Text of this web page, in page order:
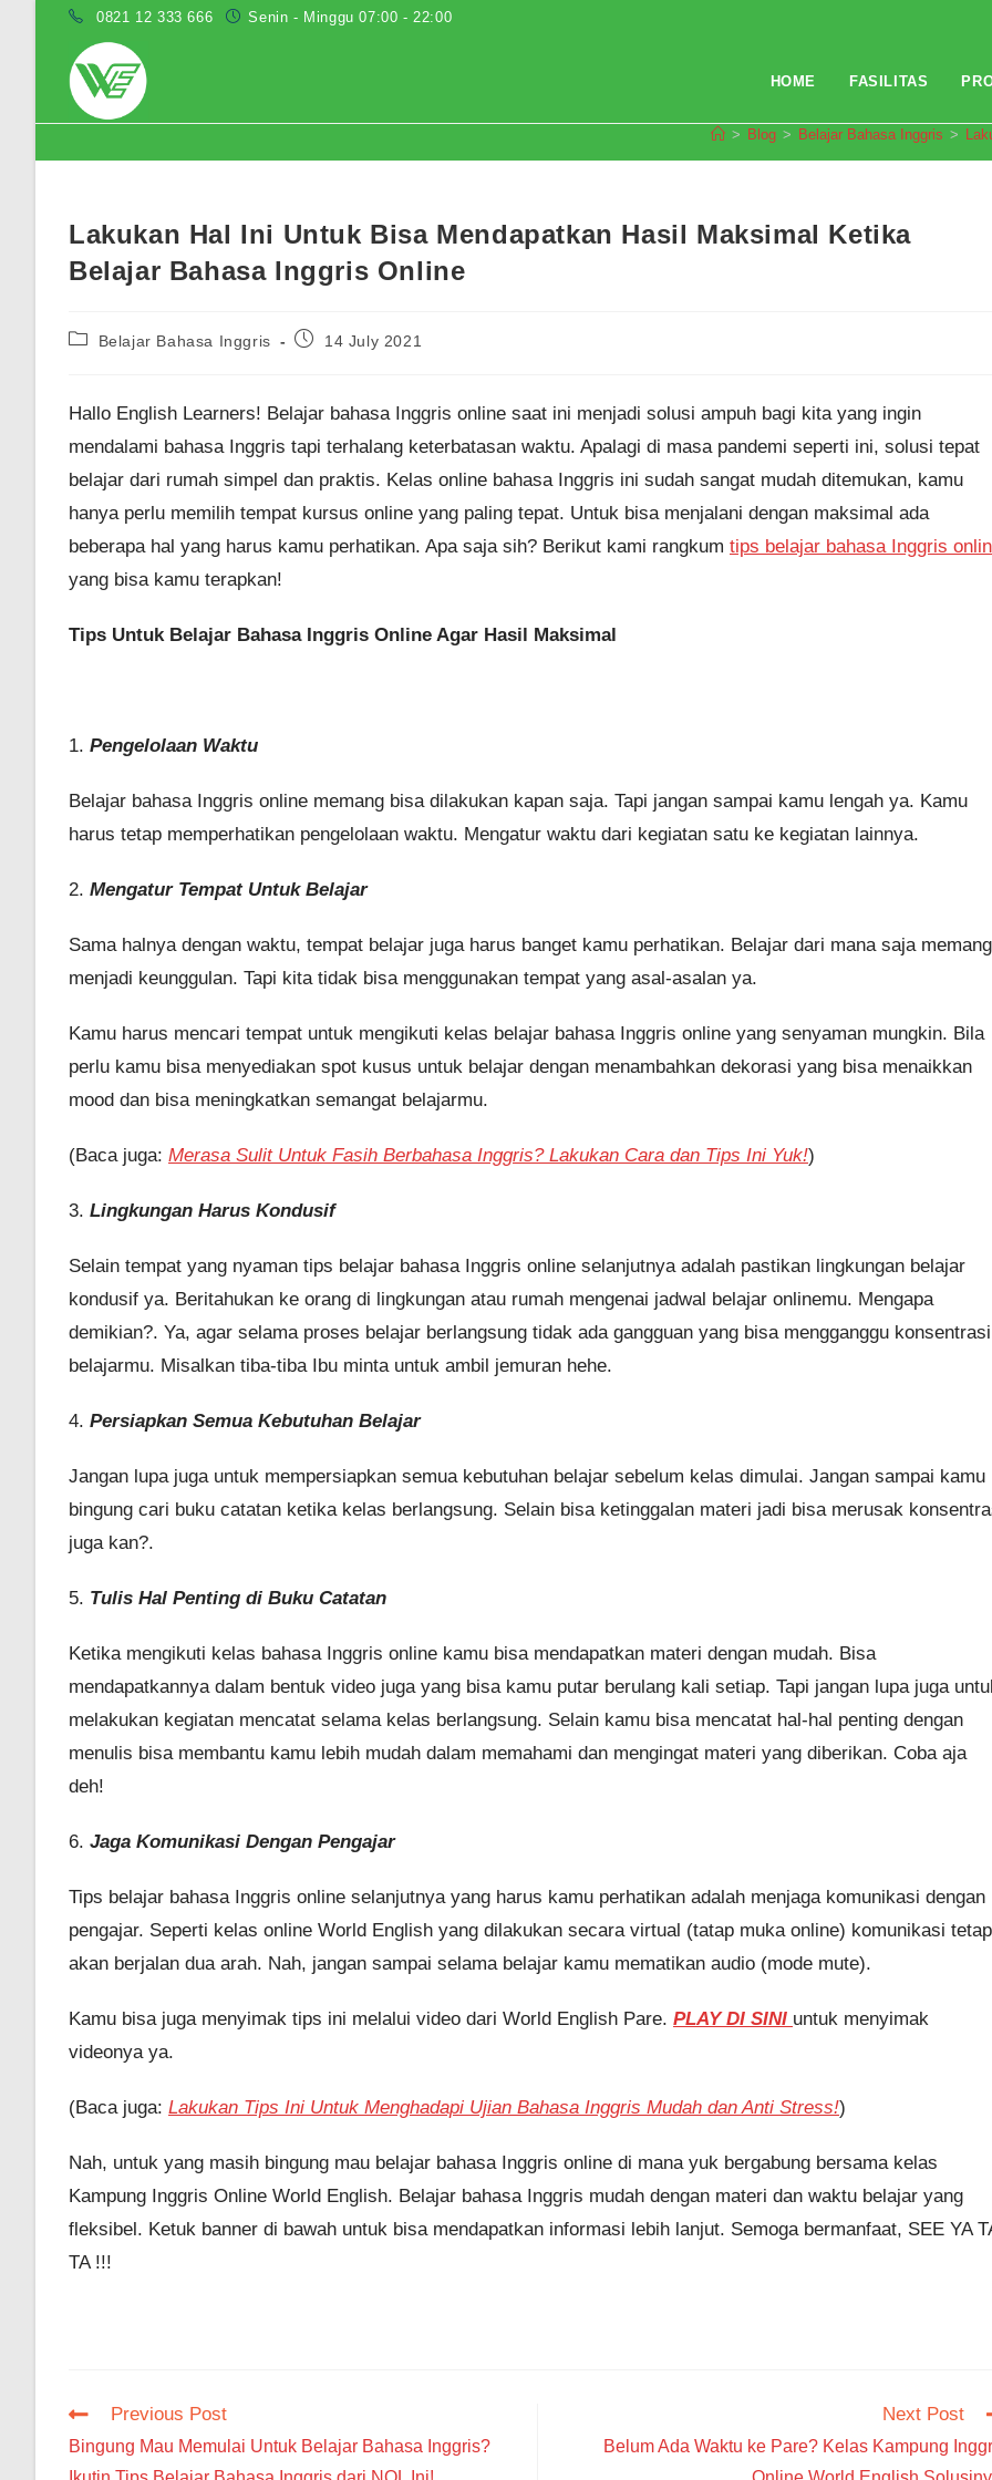
0821 12 333 666 Senin - Minggu 07:00 - 22:00
HOME FASILITAS
> Blog > Belajar Bahasa Inggris >
Lakukan Hal Ini Untuk Bisa Mendapatkan Hasil Maksimal Ketika
Belajar Bahasa Inggris Online
PostBelajar Bahasa Inggris
Post14 July 2021
Hallo English Learners! Belajar bahasa Inggris online saat ini menjadi solusi ampuh bagi kita yang ingin
mendalami bahasa Inggris tapi terhalang keterbatasan waktu. Apalagi di masa pandemi seperti ini, solusi tepat
belajar dari rumah simpel dan praktis. Kelas online bahasa Inggris ini sudah sangat mudah ditemukan, kamu
hanya perlu memilih tempat kursus online yang paling tepat. Untuk bisa menjalani dengan maksimal ada
beberapa hal yang harus kamu perhatikan. Apa saja sih? Berikut kami rangkum tips belajar bahasa Inggris
yang bisa kamu terapkan!
Tips Untuk Belajar Bahasa Inggris Online Agar Hasil Maksimal
1. Pengelolaan Waktu
Belajar bahasa Inggris online memang bisa dilakukan kapan saja. Tapi jangan sampai kamu lengah ya. Kamu
harus tetap memperhatikan pengelolaan waktu. Mengatur waktu dari kegiatan satu ke kegiatan lainnya.
2. Mengatur Tempat Untuk Belajar
Sama halnya dengan waktu, tempat belajar juga harus banget kamu perhatikan. Belajar dari mana saja memang
menjadi keunggulan. Tapi kita tidak bisa menggunakan tempat yang asal-asalan ya.
Kamu harus mencari tempat untuk mengikuti kelas belajar bahasa Inggris online yang senyaman mungkin. Bila
perlu kamu bisa menyediakan spot kusus untuk belajar dengan menambahkan dekorasi yang bisa menaikkan
mood dan bisa meningkatkan semangat belajarmu.
(Baca juga: Merasa Sulit Untuk Fasih Berbahasa Inggris? Lakukan Cara dan Tips Ini Yuk!)
3. Lingkungan Harus Kondusif
Selain tempat yang nyaman tips belajar bahasa Inggris online selanjutnya adalah pastikan lingkungan belajar
kondusif ya. Beritahukan ke orang di lingkungan atau rumah mengenai jadwal belajar onlinemu. Mengapa
demikian?. Ya, agar selama proses belajar berlangsung tidak ada gangguan yang bisa mengganggu konsentrasi
belajarmu. Misalkan tiba-tiba Ibu minta untuk ambil jemuran hehe.
4. Persiapkan Semua Kebutuhan Belajar
Jangan lupa juga untuk mempersiapkan semua kebutuhan belajar sebelum kelas dimulai. Jangan sampai kamu
bingung cari buku catatan ketika kelas berlangsung. Selain bisa ketinggalan materi jadi bisa merusak
juga kan?.
5. Tulis Hal Penting di Buku Catatan
Ketika mengikuti kelas bahasa Inggris online kamu bisa mendapatkan materi dengan mudah. Bisa
mendapatkannya dalam bentuk video juga yang bisa kamu putar berulang kali setiap. Tapi jangan lupa juga
melakukan kegiatan mencatat selama kelas berlangsung. Selain kamu bisa mencatat hal-hal penting dengan
menulis bisa membantu kamu lebih mudah dalam memahami dan mengingat materi yang diberikan. Coba aja
deh!
6. Jaga Komunikasi Dengan Pengajar
Tips belajar bahasa Inggris online selanjutnya yang harus kamu perhatikan adalah menjaga komunikasi dengan
pengajar. Seperti kelas online World English yang dilakukan secara virtual (tatap muka online) komunikasi tetap
akan berjalan dua arah. Nah, jangan sampai selama belajar kamu mematikan audio (mode mute).
Kamu bisa juga menyimak tips ini melalui video dari World English Pare. PLAY DI SINI untuk menyimak
videonya ya.
(Baca juga: Lakukan Tips Ini Untuk Menghadapi Ujian Bahasa Inggris Mudah dan Anti Stress!)
Nah, untuk yang masih bingung mau belajar bahasa Inggris online di mana yuk bergabung bersama kelas
Kampung Inggris Online World English. Belajar bahasa Inggris mudah dengan materi dan waktu belajar yang
fleksibel. Ketuk banner di bawah untuk bisa mendapatkan informasi lebih lanjut. Semoga bermanfaat, SEE YA
TA !!!
Read
articles
Previous Post
Bingung Mau Memulai Untuk Belajar Bahasa Inggris?
Next Post
Belum Ada Waktu ke Pare? Kelas Kampung